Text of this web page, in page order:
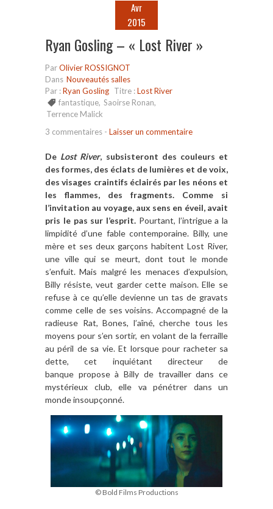
Avr
2015
Ryan Gosling – « Lost River »
ParOlivier ROSSIGNOT
Dans Nouveautés salles
Par :Ryan Gosling Titre :Lost River
fantastique, Saoirse Ronan,
Terrence Malick
3 commentaires - Laisser un commentaire
De Lost River, subsisteront des couleurs et
des formes, des éclats de lumières et de voix,
des visages craintifs éclairés par les néons et
les flammes, des fragments. Comme si
l’invitation au voyage, aux sens en éveil, avait
pris le pas sur l’esprit. Pourtant, l’intrigue a la
limpidité d’une fable contemporaine. Billy, une
mère et ses deux garçons habitent Lost River,
une ville qui se meurt, dont tout le monde
s’enfuit. Mais malgré les menaces d’expulsion,
Billy résiste, veut garder cette maison. Elle se
refuse à ce qu’elle devienne un tas de gravats
comme celle de ses voisins. Accompagné de la
radieuse Rat, Bones, l’aîné, cherche tous les
moyens pour s’en sortir, en volant de la ferraille
au péril de sa vie. Et lorsque pour racheter sa
dette, cet inquiétant directeur de
banque propose à Billy de travailler dans ce
mystérieux club, elle va pénétrer dans un
monde insoupçonné.
© Bold Films Productions